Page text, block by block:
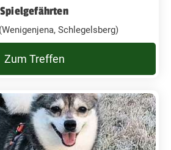
Spielgefährten
Schlegelsberg)
Zum Treffen